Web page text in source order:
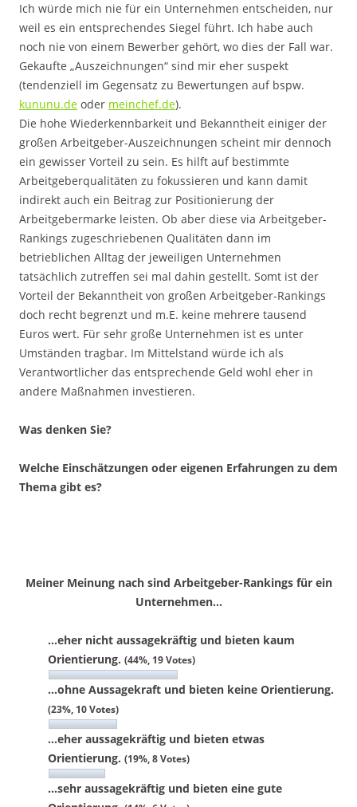
Ich würde mich nie für ein Unternehmen entscheiden, nur
weil es ein entsprechendes Siegel führt. Ich habe auch
noch nie von einem Bewerber gehört, wo dies der Fall war.
Gekaufte „Auszeichnungen“ sind mir eher suspekt
(tendenziell im Gegensatz zu Bewertungen auf bspw.
kununu.de oder meinchef.de).
Die hohe Wiederkennbarkeit und Bekanntheit einiger der
großen Arbeitgeber-Auszeichnungen scheint mir dennoch
ein gewisser Vorteil zu sein. Es hilft auf bestimmte
Arbeitgeberqualitäten zu fokussieren und kann damit
indirekt auch ein Beitrag zur Positionierung der
Arbeitgebermarke leisten. Ob aber diese via Arbeitgeber-
Rankings zugeschriebenen Qualitäten dann im
betrieblichen Alltag der jeweiligen Unternehmen
tatsächlich zutreffen sei mal dahin gestellt. Somt ist der
Vorteil der Bekanntheit von großen Arbeitgeber-Rankings
doch recht begrenzt und m.E. keine mehrere tausend
Euros wert. Für sehr große Unternehmen ist es unter
Umständen tragbar. Im Mittelstand würde ich als
Verantwortlicher das entsprechende Geld wohl eher in
andere Maßnahmen investieren.
Was denken Sie?
Welche Einschätzungen oder eigenen Erfahrungen zu dem
Thema gibt es?
Meiner Meinung nach sind Arbeitgeber-Rankings für ein
Unternehmen...
...eher nicht aussagekräftig und bieten kaum
Orientierung. (44%, 19 Votes)
...ohne Aussagekraft und bieten keine Orientierung.
(23%, 10 Votes)
...eher aussagekräftig und bieten etwas
Orientierung. (19%, 8 Votes)
...sehr aussagekräftig und bieten eine gute